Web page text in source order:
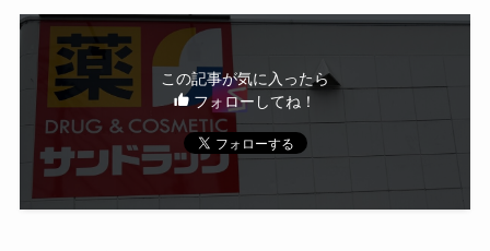
この記事が気に入ったら
フォローしてね！